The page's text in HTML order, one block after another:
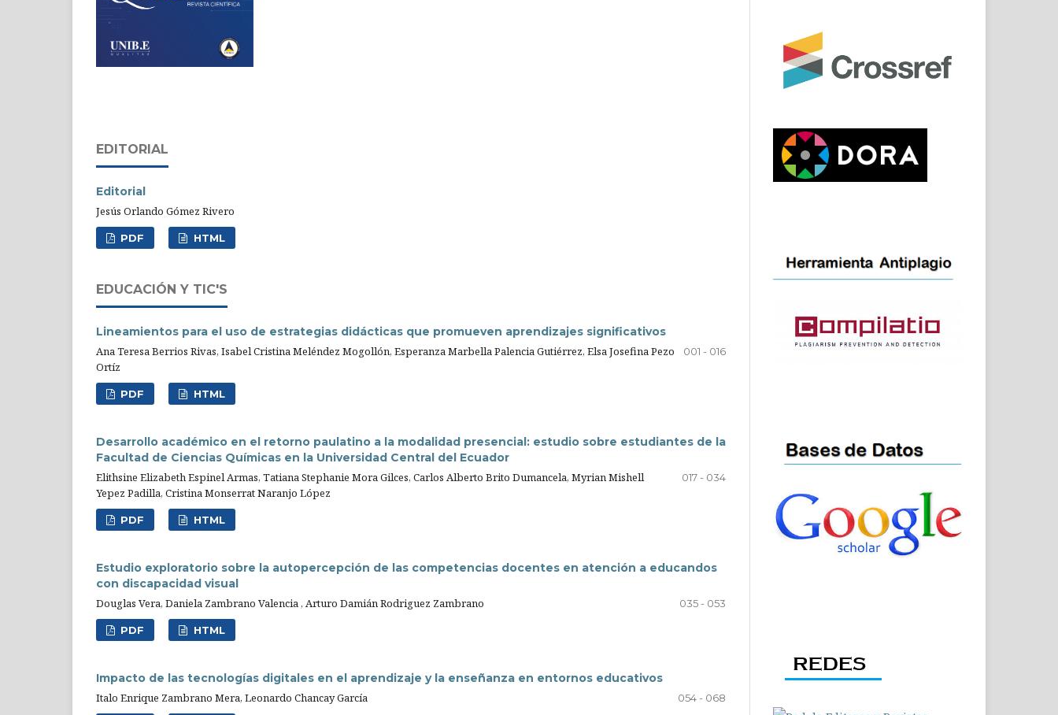
EDITORIAL
Editorial
Jesús Orlando Gómez Rivero
PDF HTML
EDUCACIÓN Y TIC'S
Lineamientos para el uso de estrategias didácticas que promueven aprendizajes significativos
Ana Teresa Berrios Rivas, Isabel Cristina Meléndez Mogollón, Esperanza Marbella Palencia Gutiérrez, Elsa Josefina Pezo
Ortíz
001 - 016
PDF HTML
Desarrollo académico en el retorno paulatino a la modalidad presencial: estudio sobre estudiantes de la
Facultad de Ciencias Químicas en la Universidad Central del Ecuador
Elithsine Elizabeth Espinel Armas, Tatiana Stephanie Mora Gilces, Carlos Alberto Brito Dumancela, Myrian Mishell
Yepez Padilla, Cristina Monserrat Naranjo López
017 - 034
PDF HTML
Estudio exploratorio sobre la autopercepción de las competencias docentes en atención a educandos
con discapacidad visual
Douglas Vera, Daniela Zambrano Valencia , Arturo Damián Rodriguez Zambrano
035 - 053
PDF HTML
Impacto de las tecnologías digitales en el aprendizaje y la enseñanza en entornos educativos
Italo Enrique Zambrano Mera, Leonardo Chancay García
054 - 068